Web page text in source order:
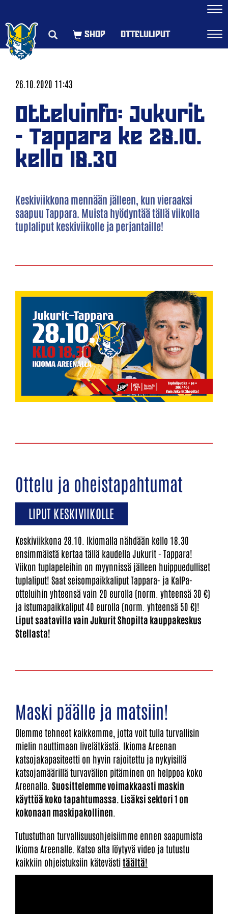
OTTELULIPUT
26.10.2020 11:43
Otteluinfo: Jukurit
- Tappara ke 28.10.
kello 18.30
Keskiviikkona mennään jälleen, kun vieraaksi
saapuu Tappara. Muista hyödyntää tällä viikolla
tuplaliput keskiviikolle ja perjantaille!
Ottelu ja oheistapahtumat
LIPUT KESKIVIIKOLLE
Keskiviikkona 28.10. Ikiomalla nähdään kello 18.30
ensimmäistä kertaa tällä kaudella Jukurit - Tappara!
Viikon tuplapeleihin on myynnissä jälleen huippuedulliset
tuplaliput! Saat seisompaikkaliput Tappara- ja KalPa-
otteluihin yhteensä vain 20 eurolla (norm. yhteensä 30 €)
ja istumapaikkaliput 40 eurolla (norm. yhteensä 50 €)!
Liput saatavilla vain Jukurit Shopilta kauppakeskus
Stellasta!
Maski päälle ja matsiin!
Olemme tehneet kaikkemme, jotta voit tulla turvallisin
mielin nauttimaan livelätkästä. Ikioma Areenan
katsojakapasiteetti on hyvin rajoitettu ja nykyisillä
katsojamäärillä turvavälien pitäminen on helppoa koko
Areenalla. Suosittelemme voimakkaasti maskin
käyttöä koko tapahtumassa. Lisäksi sektori 1 on
kokonaan maskipakollinen
Tutustuthan turvallisuusohjeisiimme ennen saapumista
Ikioma Areenalle. Katso alta löytyvä video ja tutustu
kaikkiin ohjeistuksiin kätevästitäältä!